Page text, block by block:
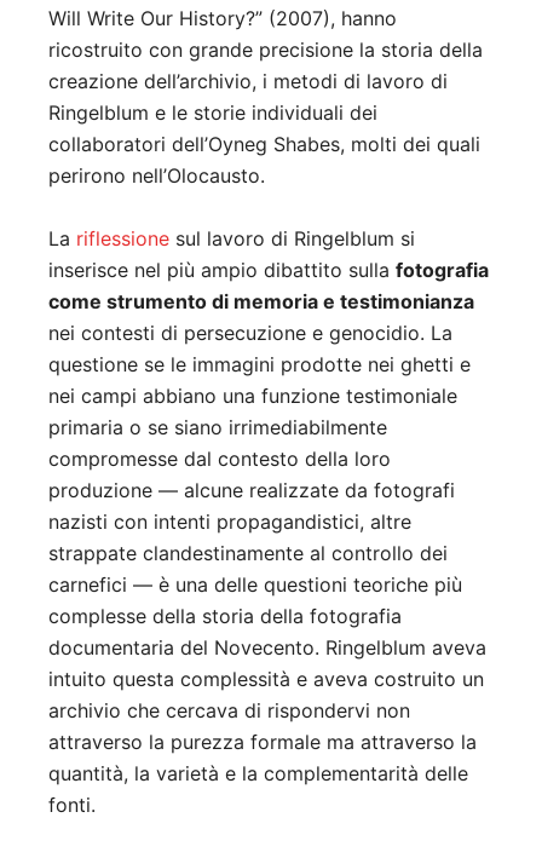
Will Write Our History?” (2007), hanno
ricostruito con grande precisione la storia della
creazione dell’archivio, i metodi di lavoro di
Ringelblum e le storie individuali dei
collaboratori dell’Oyneg Shabes, molti dei quali
perirono nell’Olocausto.
La riflessione sul lavoro di Ringelblum si
inserisce nel più ampio dibattito sulla fotografia
come strumento di memoria e testimonianza
nei contesti di persecuzione e genocidio. La
questione se le immagini prodotte nei ghetti e
nei campi abbiano una funzione testimoniale
primaria o se siano irrimediabilmente
compromesse dal contesto della loro
produzione — alcune realizzate da fotografi
nazisti con intenti propagandistici, altre
strappate clandestinamente al controllo dei
carnefici — è una delle questioni teoriche più
complesse della storia della fotografia
documentaria del Novecento. Ringelblum aveva
intuito questa complessità e aveva costruito un
archivio che cercava di rispondervi non
attraverso la purezza formale ma attraverso la
quantità, la varietà e la complementarità delle
fonti.